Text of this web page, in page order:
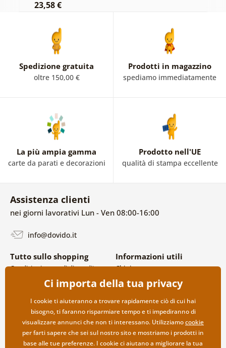
23,58 €
Spedizione gratuita
oltre 150,00 €
Prodotti in magazzino
spediamo immediatamente
La più ampia gamma
carte da parati e decorazioni
Prodotto nell'UE
qualità di stampa eccellente
Assistenza clienti
nei giorni lavorativi Lun - Ven 08:00-16:00
info@dovido.it
Tutto sullo shopping
Condizioni generali di vendita e
Politica sulla privacy
Opzioni di spedizione e
pagamento
Reso della merce
Informazioni utili
Chi siamo
FAQ
Contatti
Collaborazione all’ingrosso
Ci importa della tua privacy
I cookie ti aiuteranno a trovare rapidamente ciò di cui hai
bisogno, ti faranno risparmiare tempo e ti impediranno di
visualizzare annunci che non ti interessano. Utilizziamocookie
per farti sapere che sei sul nostro sito e mostriamo i prodotti in
base alle tue preferenze. I cookie ci aiutano a migliorare la tua